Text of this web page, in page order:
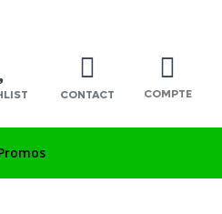
CONTACT COMPTE